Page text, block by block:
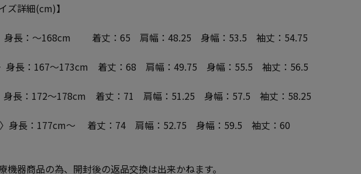
ズ詳細(cm)】
身長：～168cm 着丈：65 肩幅：48.25 身幅：53.5 袖丈：54.75
〉身長：167～173cm 着丈：68 肩幅：49.75 身幅：55.5 袖丈：56.5
身長：172～178cm 着丈：71 肩幅：51.25 身幅：57.5 袖丈：58.25
〉身長：177cm～ 着丈：74 肩幅：52.75 身幅：59.5 袖丈：60
機器商品の為、開封後の返品交換は出来かねます。